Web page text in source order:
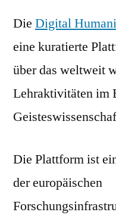
Die Digital
eine kuratierte
über das weltweit
Lehraktivitäten im
Die Plattform ist
der europäischen